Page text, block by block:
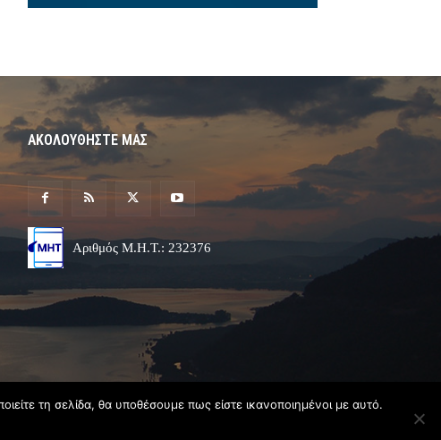
ΑΚΟΛΟΥΘΗΣΤΕ ΜΑΣ
Αριθμός Μ.Η.Τ.: 232376
τη σελίδα, θα υποθέσουμε πως είστε ικανοποιημένοι με αυτό.